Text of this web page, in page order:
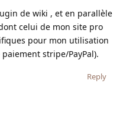
de wiki , et en parallèle
celui de mon site pro
pour mon utilisation
stripe/PayPal).
Reply